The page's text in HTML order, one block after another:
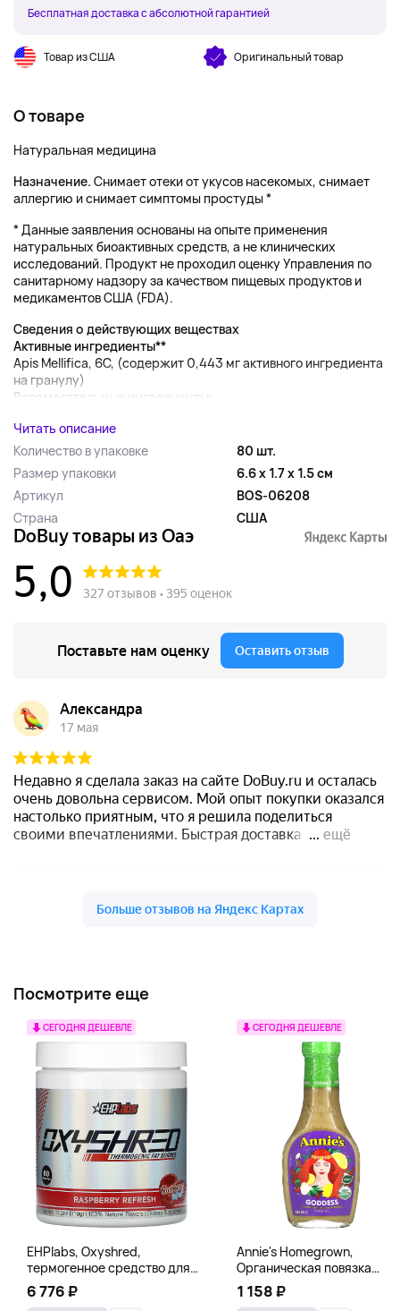
Бесплатная доставка с абсолютной гарантией
Товар из США Оригинальный товар
О товаре
Натуральная медицина
Назначение. Снимает отеки от укусов насекомых, снимает
аллергию и снимает симптомы простуды *
* Данные заявления основаны на опыте применения
натуральных биоактивных средств, а не клинических
исследований. Продукт не проходил оценку Управления по
санитарному надзору за качеством пищевых продуктов и
медикаментов США (FDA).
Сведения о действующих веществах
Активные ингредиенты**
Apis Mellifica, 6C, (содержит 0,443 мг активного ингредиента
на гранулу)
Вспомогательные ингредиенты:...
Читать описание
Количество в упаковке
80 шт.
Размер упаковки
6.6 x 1.7 x 1.5 см
Артикул
BOS-06208
Страна
США
Посмотрите еще
СЕГОДНЯ ДЕШЕВЛЕ
EHPlabs, Oxyshred,
термогенное средство для
сжигания жира, малиновое
освежение, 318 г (11,2 унции)
6 776 ₽
СЕГОДНЯ ДЕШЕВЛЕ
Annie's Homegrown,
Органическая повязка
«Богиня», 236 мл (8 жидк.
унц.)
1 158 ₽